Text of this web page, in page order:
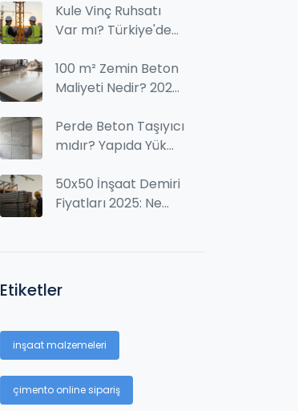
Tam Bilgi
Kule Vinç Ruhsatı
Var mı? Türkiye'de
İzinleri ve
Gereklilikler
100 m² Zemin Beton
Maliyeti Nedir? 2026
ve Hesaplama
Perde Beton Taşıyıcı
mıdır? Yapıda Yük
Uygulama Detayları
50x50 İnşaat Demiri
Fiyatları 2025: Ne
Etiketler
inşaat malzemeleri
çimento online sipariş